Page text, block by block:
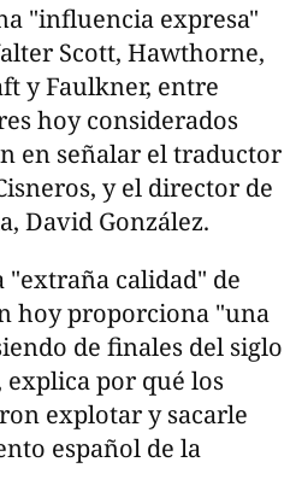
"influencia expresa"
Scott, Hawthorne,
y Faulkner, entre
hoy considerados
en señalar el traductor
y el director de
David González.
"extraña calidad" de
hoy proporciona "una
de finales del siglo
explica por qué los
explotar y sacarle
español de la